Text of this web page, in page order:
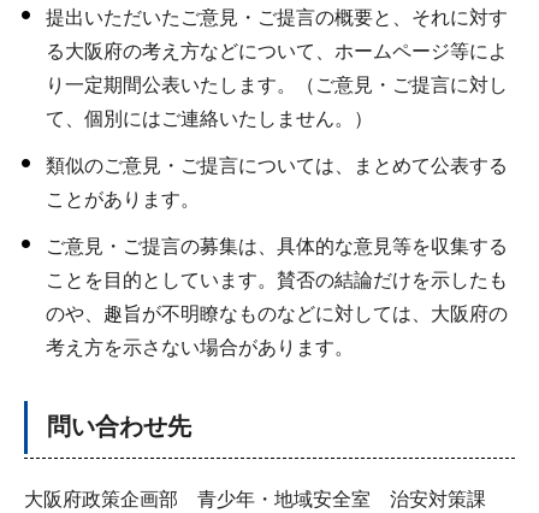
提出いただいたご意見・ご提言の概要と、それに対す
る大阪府の考え方などについて、ホームページ等によ
り一定期間公表いたします。（ご意見・ご提言に対し
て、個別にはご連絡いたしません。）
類似のご意見・ご提言については、まとめて公表する
ことがあります。
ご意見・ご提言の募集は、具体的な意見等を収集する
ことを目的としています。賛否の結論だけを示したも
のや、趣旨が不明瞭なものなどに対しては、大阪府の
考え方を示さない場合があります。
問い合わせ先
大阪府政策企画部 青少年・地域安全室 治安対策課